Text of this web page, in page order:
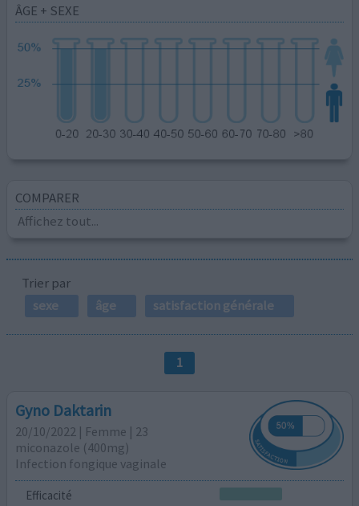
ÂGE + SEXE
COMPARER
Affichez tout...
Trier par
sexe
âge satisfaction générale
1
Gyno Daktarin
20/10/2022 | Femme | 23
miconazole (400mg)
Infection fongique vaginale
Efficacité